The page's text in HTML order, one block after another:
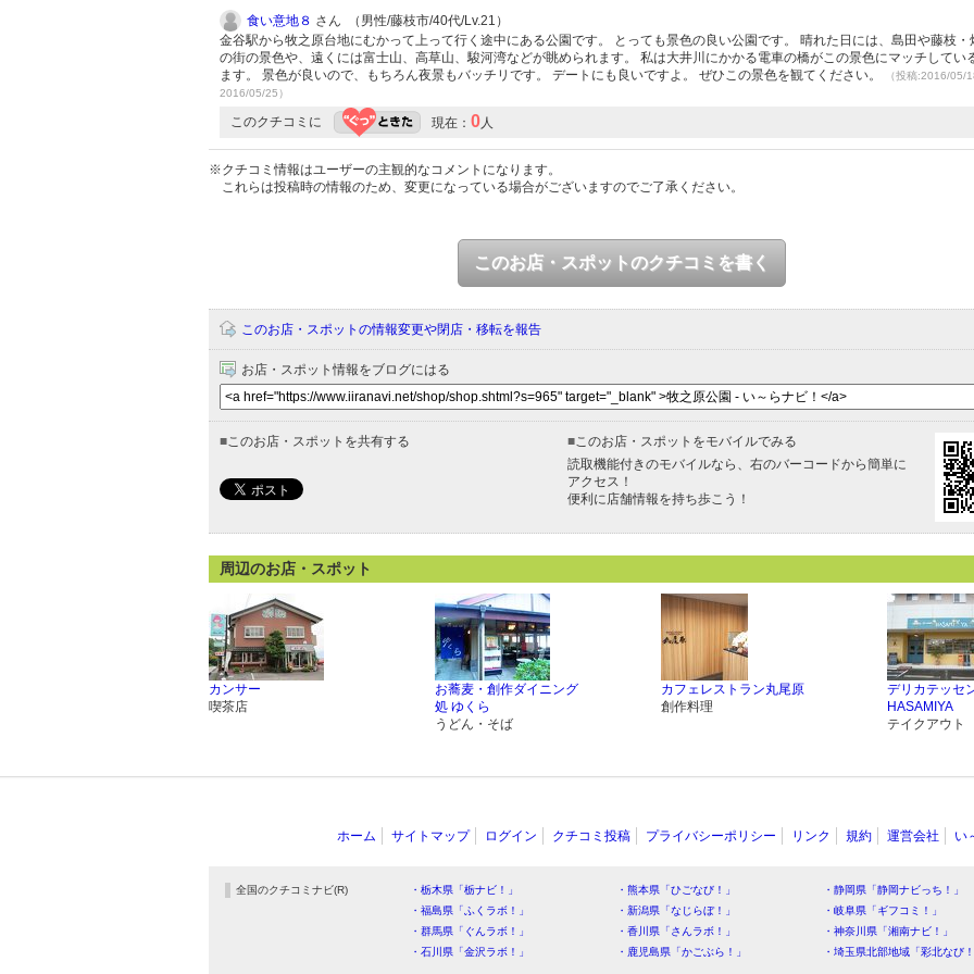
食い意地８ さん （男性/藤枝市/40代/Lv.21）
金谷駅から牧之原台地にむかって上って行く途中にある公園です。 とっても景色の良い公園です。 晴れた日には、島田や藤枝・
の街の景色や、遠くには富士山、高草山、駿河湾などが眺められます。 私は大井川にかかる電車の橋がこの景色にマッチしてい
ます。 景色が良いので、もちろん夜景もバッチリです。 デートにも良いですよ。 ぜひこの景色を観てください。
（投稿:2016/05/
2016/05/25）
このクチコミに 現在： 0人
※クチコミ情報はユーザーの主観的なコメントになります。
これらは投稿時の情報のため、変更になっている場合がございますのでご了承ください。
このお店・スポットのクチコミを書く
このお店・スポットの情報変更や閉店・移転を報告
お店・スポット情報をブログにはる
■このお店・スポットを共有する ■このお店・スポットをモバイルでみる
読取機能付きのモバイルなら、右のバーコードから簡単に
アクセス！
便利に店舗情報を持ち歩こう！
周辺のお店・スポット
カンサー
喫茶店
お蕎麦・創作ダイニング
処 ゆくら
うどん・そば
カフェレストラン丸尾原
創作料理
デリカテッセ
HASAMIYA
テイクアウト
ホーム サイトマップ ログイン クチコミ投稿 プライバシーポリシー リンク 規約 運営会社 い
全国のクチコミナビ(R) ・栃木県「栃ナビ！」 ・熊本県「ひごなび！」 ・静岡県「静岡ナビっち！」
・福島県「ふくラボ！」
・新潟県「なじらぼ！」 ・岐阜県「ギフコミ！」
・群馬県「ぐんラボ！」
・香川県「さんラボ！」 ・神奈川県「湘南ナビ！」
・石川県「金沢ラボ！」
・鹿児島県「かごぶら！」 ・埼玉県北部地域「彩北なび！